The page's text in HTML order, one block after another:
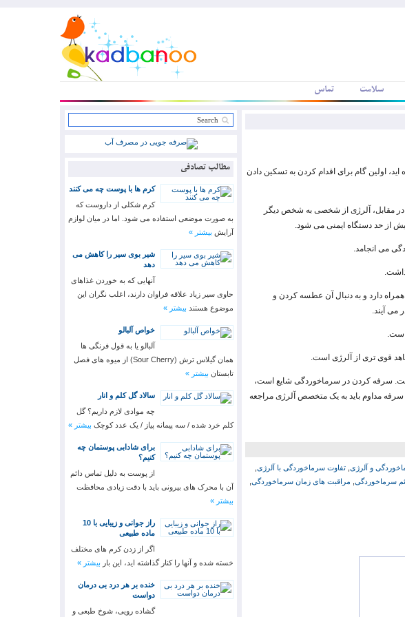
سلامت تماس
اولین گام برای اقدام کردن به تسکین دادن
مقابل، آلرژی از شخصی به شخص دیگر
از حد دستگاه ایمنی می شود.
می انجامد.
دارد و به دنبال آن عطسه کردن و
می آیند.
است.
قوی تری از آلرژی است.
است. سرفه کردن در سرماخوردگی شایع است،
سرفه مداوم باید به یک متخصص آلرژی مراجعه
و آلرژی تفاوت سرماخوردگی با آلرژی
سرماخوردگی مراقبت های زمان سرماخوردگی
مطالب تصادفی
کرم ها با پوست چه می کنند
کرم شکلی از داروست که
به صورت موضعی استفاده می شود. اما در میان لوازم
آرایش بیشتر »
شیر بوی سیر را کاهش می
دهد
آنهایی که به خوردن غذاهای
حاوی سیر زیاد علاقه فراوان دارند، اغلب نگران این
موضوع هستند بیشتر »
خواص آلبالو
آلبالو یا به قول فرنگی ها
همان گیلاس ترش (Sour Cherry) از میوه های فصل
تابستان بیشتر »
سالاد گل کلم و انار
چه موادی لازم داریم؟ گل
کلم خرد شده / سه پیمانه پیاز / یک عدد کوچک بیشتر »
برای شادابی پوستمان چه
کنیم؟
از پوست به دلیل تماس دائم
آن با محرک های بیرونی باید با دقت زیادی محافظت
بیشتر »
راز جوانی و زیبایی با 10
ماده طبیعی
اگر از زدن کرم های مختلف
خسته شده و آنها را کنار گذاشته اید، این بار بیشتر »
خنده بر هر درد بی درمان
دواست
گشاده رویی، شوخ طبعی و